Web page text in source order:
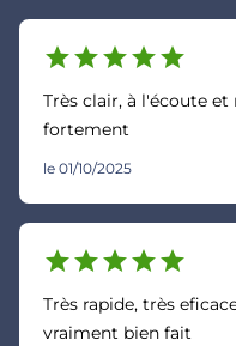
starstarstarstarstar
Très clair, à l'écoute
fortement
le 01/10/2025
starstarstarstarstar
Très rapide, très
vraiment bien fait